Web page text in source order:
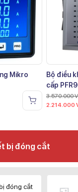
Mikro
Bộ điều
cấp
3.570.000
2.214.000
bị đóng cắt
đóng cắt